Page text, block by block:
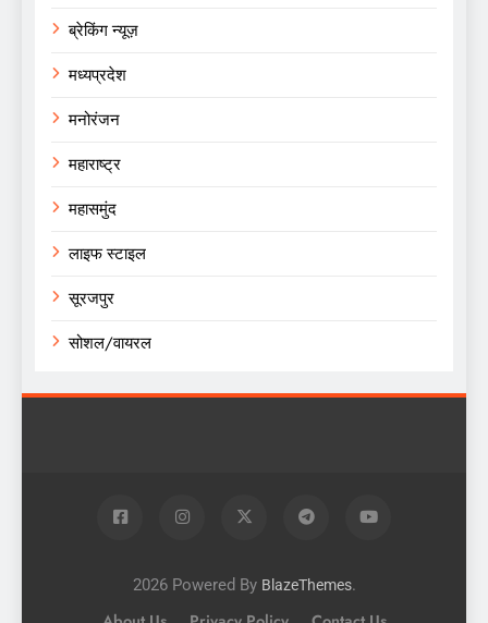
ब्रेकिंग न्यूज़
मध्यप्रदेश
मनोरंजन
महाराष्ट्र
महासमुंद
लाइफ स्टाइल
सूरजपुर
सोशल/वायरल
2026 Powered By BlazeThemes.